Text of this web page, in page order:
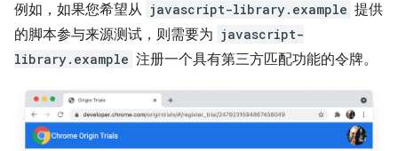
例如，如果您希望从 javascript-library.example 提供
的脚本参与来源测试，则需要为 javascript-
library.example 注册一个具有第三方匹配功能的令牌。